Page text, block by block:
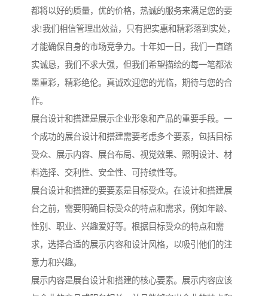
都将以好的质量，优的价格，热诚的服务来满足您的要
求!我们相信管理出效益，只有把实惠和精彩落到实处，
才能确保自身的市场竞争力。十年如一日，我们一直踏
实诚恳，我们不求大强，但我们希望描绘的每一笔都浓
墨重彩，精彩绝伦。真诚欢迎您的光临，期待与您的合
作。
展台设计和搭建是展示企业形象和产品的重要手段。一
个成功的展台设计和搭建需要考虑多个要素，包括目标
受众、展示内容、展台布局、视觉效果、照明设计、材
料选择、交利性、安全性、可持续性等。
展台设计和搭建的要要素是目标受众。在设计和搭建展
台之前，需要明确目标受众的特点和需求，例如年龄、
性别、职业、兴趣爱好等。根据目标受众的特点和需
求，选择合适的展示内容和设计风格，以吸引他们的注
意力和兴趣。
展示内容是展台设计和搭建的核心要素。展示内容应该